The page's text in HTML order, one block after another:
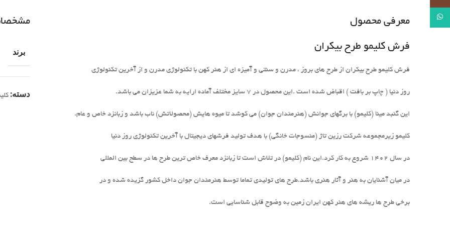
معرفی محصول
فرش کلیمو طرح بیکران
فرش کلیمو طرح بیکران از طرح های بروز ، مدرن و سنتی و آمیزه ای از هنر کهن با تکنولوژی مدرن و از آخرین تکنولوژی
روز دنیا ( چاپ بر بافت ) اقباض شده است .این محصول در 7 سایز مختلف آماده ارایه به شما عزیزان می باشد.
این گنبد مینا (کلیمو) با برگهای جوانش (هنرمندان جوان) می کوشد تا میوه هایش (محصولاتش) ناب باشد و زبانزد خاص و عام.
کلیمو زیرمجموعه شرکت رزین تاژ (منسوجات خانگی) با هدف تولید فرشهای دیجیتال با آخرین تکنولوژی روز دنیا
در سال 1402 شروع به کار کرد.این نام (کلیمو) در تلاش است تا زبانزد معرف خاص ترین طرح ها در سطح بین المللی
در میان آشنایان به هنر و آثار هنری باشد.طرح های تولیدی تماما توسط هنرمندان جوان داخل کشور گزیده شده و در
برخی طرح ها ریشه های هنر کهن ایران زمین به وضوح قابل شناسایی است.
برند
دسته:
WhatsApp